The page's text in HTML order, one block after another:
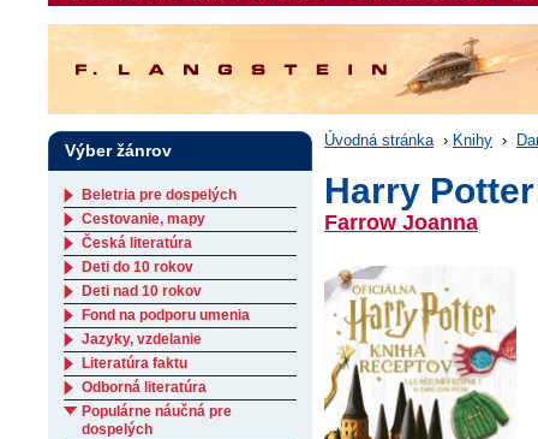
Úvodná stránka › Knihy ›
Harry
Farrow Joanna
Výber žánrov
Beletria pre dospelých
Cestovanie, mapy
Česká literatúra
Deti do 10 rokov
Deti nad 10 rokov
Fond na podporu umenia
Jazyky, vzdelanie
Literatúra faktu
Odborná literatúra
Populárne náučná pre
dospelých